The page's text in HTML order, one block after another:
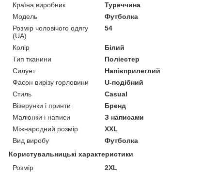
Країна виробник
Туреччина
Модель
Футболка
Розмір чоловічого одягу
(UA)
54
Колір
Білий
Тип тканини
Поліестер
Силует
Напівприлеглий
Фасон вирізу горловини
U-подібний
Стиль
Casual
Візерунки і принти
Бренд
Малюнки і написи
З написами
Міжнародний розмір
XXL
Вид виробу
Футболка
Користувальницькі характеристики
Розмір
2XL